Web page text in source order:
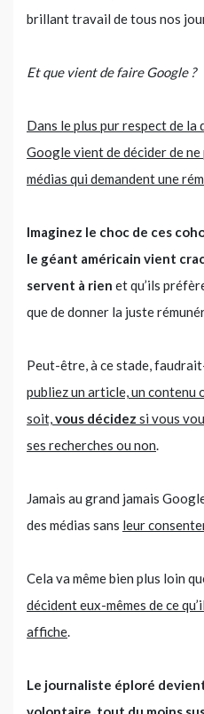
brillant travail de tous nos
Et que vient de faire Google ?
Dans le plus pur respect de
Google vient de décider de
médias qui demandent une
Imaginez le choc de ces
le géant américain vient
servent à rien et qu’ils
que de donner la juste
Peut-être, à ce stade,
publiez un article, un contenu
soit,vous décidez si vous
ses recherches ou non.
Jamais au grand jamais
des médias sans leur
Cela va même bien plus loin
décident eux-mêmes de ce
affiche.
Le journaliste éploré